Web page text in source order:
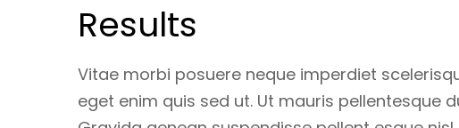
Results
Vitae morbi posuere neque imperdiet
eget enim quis sed ut. Ut mauris pellentesque